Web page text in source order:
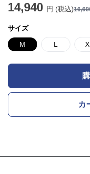
14,940 円 (税込)
サイズ
M L
カ